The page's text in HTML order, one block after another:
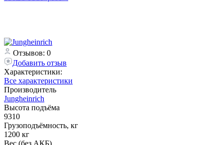
Отзывов: 0
Добавить отзыв
Характеристики:
Все характеристики
Производитель
Jungheinrich
Высота подъёма
9310
Грузоподъёмность, кг
1200 кг
Вес (без АКБ)